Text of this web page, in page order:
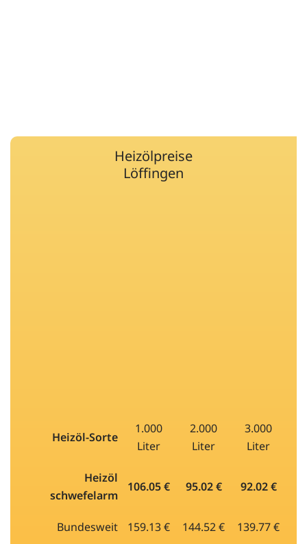
Heizölpreise
Löffingen
Heizöl-Sorte
1.000
Liter
2.000
Liter
3.000
Liter
Heizöl
schwefelarm
106.05 € 95.02 € 92.02 €
Bundesweit 159.13 € 144.52 € 139.77 €